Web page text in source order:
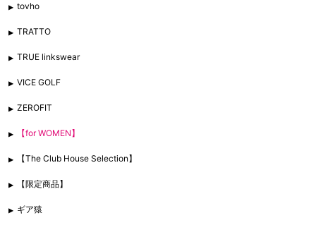
tovho
TRATTO
TRUE linkswear
VICE GOLF
ZEROFIT
【for WOMEN】
【The Club House Selection】
【限定商品】
ギア猿